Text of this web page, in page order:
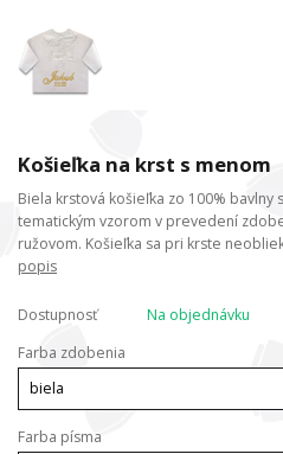
Košieľka na krst s menom
Biela krstová košieľka zo 100% bavlny
tematickým vzorom v prevedení
ružovom. Košieľka sa pri krste
popis
Dostupnosť
Na objednávku
Farba zdobenia
Farba písma